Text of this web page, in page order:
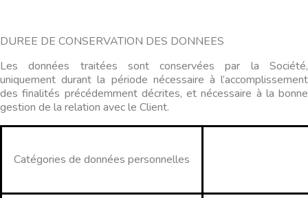
DUREE DE CONSERVATION DES DONNEES
Les données traitées sont conservées par la Société,
uniquement durant la période nécessaire à l’accomplissement
des finalités précédemment décrites, et nécessaire à la bonne
gestion de la relation avec le Client.
Catégories de données personnelles